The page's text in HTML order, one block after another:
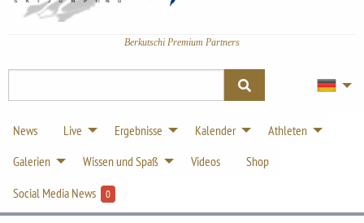
Berkutschi Premium Partners
News Live Ergebnisse Kalender
Athleten
Galerien
Wissen und Spaß Videos
Shop
Social Media News
0